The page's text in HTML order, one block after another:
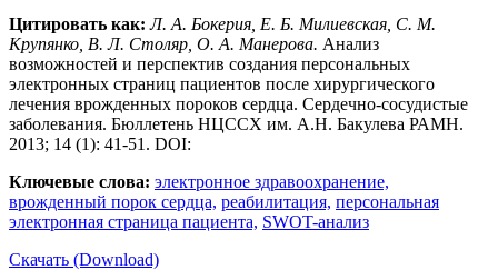
Цитировать как: Л. А. Бокерия, Е. Б. Милиевская, С. М.
Крупянко, В. Л. Столяр, О. А. Манерова. Анализ
возможностей и перспектив создания персональных
электронных страниц пациентов после хирургического
лечения врожденных пороков сердца. Сердечно-сосудистые
заболевания. Бюллетень НЦССХ им. А.Н. Бакулева РАМН.
2013; 14 (1): 41-51. DOI:
Ключевые слова: электронное здравоохранение,
врожденный порок сердца, реабилитация, персональная
электронная страница пациента, SWOT-анализ
Скачать (Download)